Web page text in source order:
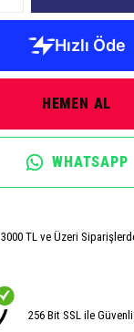
HEMEN AL
WHATSAPP
3000 TL ve Üzeri
256 Bit SSL ile